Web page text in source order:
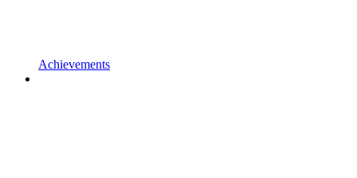
Achievements